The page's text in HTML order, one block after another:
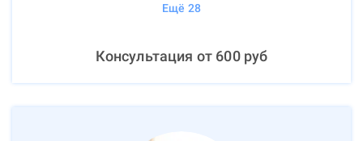
Ещё 28
Консультация от 600руб